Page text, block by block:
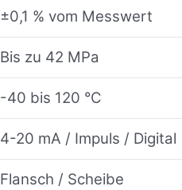
±0,1 % vom Messwert
Bis zu 42 MPa
-40 bis 120 °C
4-20 mA / Impuls / Digital
Flansch / Scheibe